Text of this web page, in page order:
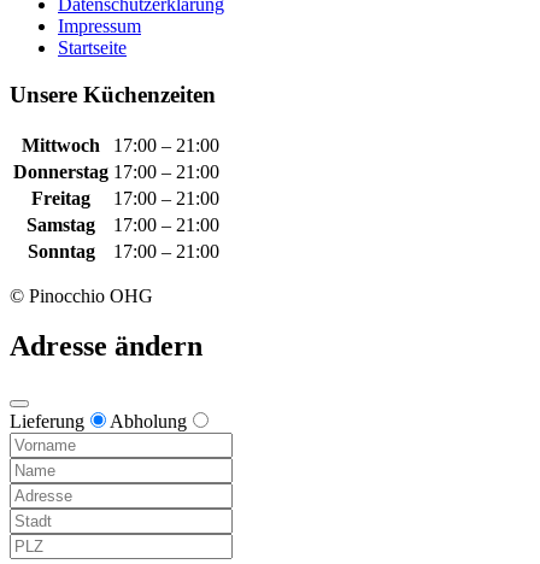
Datenschutzerklärung
Impressum
Startseite
Unsere Küchenzeiten
Mittwoch
17:00 – 21:00
Donnerstag 17:00 – 21:00
Freitag
17:00 – 21:00
Samstag
17:00 – 21:00
Sonntag
17:00 – 21:00
© Pinocchio OHG
Adresse ändern
Lieferung Abholung